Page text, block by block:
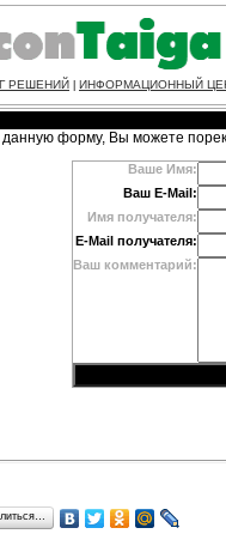
РЕШЕНИЙ ИНФОРМАЦИОННЫЙ
форму, Вы можете
Ваше Имя:
Ваш E-Mail:
Имя получателя:
E-Mail получателя:
Ваш комментарий: